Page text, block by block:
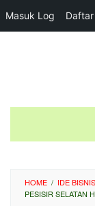
Masuk Log Daftar
HOME / IDE BISNIS
PESISIR SELATAN